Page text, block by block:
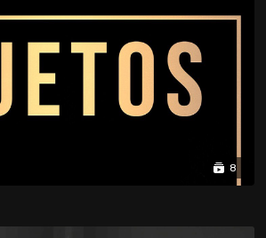
8